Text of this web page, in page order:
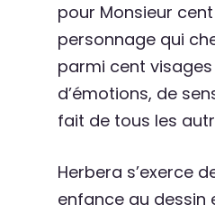
pour Monsieur
personnage qui
parmi cent
d’émotions, de
fait de tous les
Herbera s’exerce
enfance au dessin